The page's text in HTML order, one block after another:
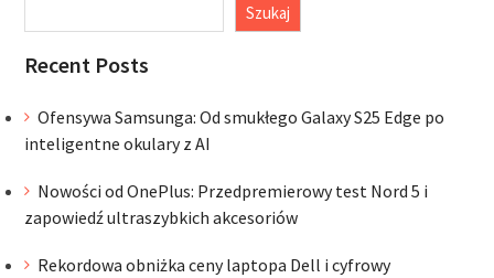
Szukaj
Recent Posts
Ofensywa Samsunga: Od smukłego Galaxy S25 Edge po
inteligentne okulary z AI
Nowości od OnePlus: Przedpremierowy test Nord 5 i
zapowiedź ultraszybkich akcesoriów
Rekordowa obniżka ceny laptopa Dell i cyfrowy